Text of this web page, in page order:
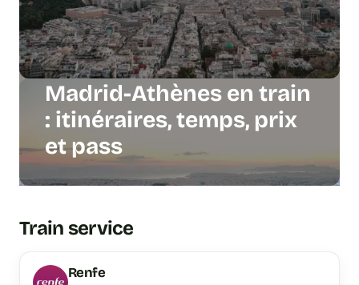
Madrid-Athènes en train
: itinéraires, temps, prix
et pass
Train service
Renfe